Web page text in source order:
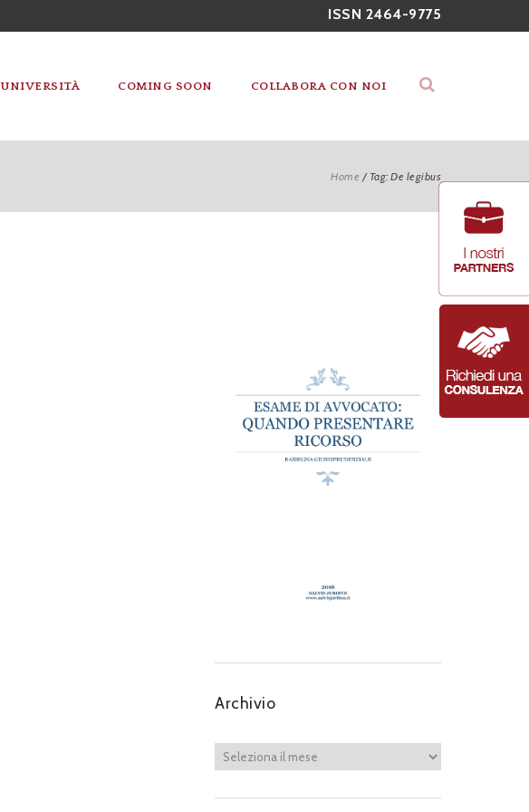
ISSN 2464-9775
UNIVERSITÀ COMING SOON COLLABORA CON NOI
Home / Tag: De legibus
Archivio